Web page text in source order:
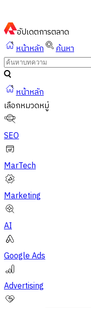
อัปเดตการตลาด
หน้าหลัก
ค้นหา
หน้าหลัก
เลือกหมวดหมู่
SEO
MarTech
Marketing
AI
Google Ads
Advertising